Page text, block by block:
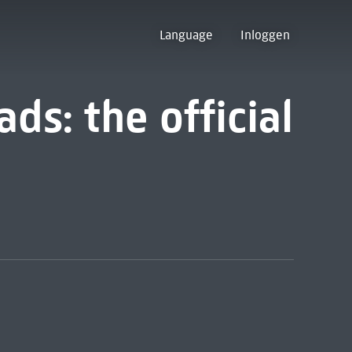
Language Inloggen
the official